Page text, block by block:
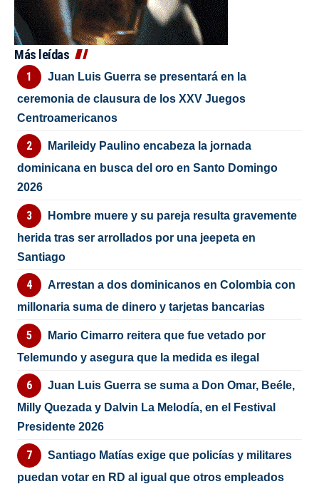
Más leídas
Juan Luis Guerra se presentará en la
ceremonia de clausura de los XXV Juegos
Centroamericanos
Marileidy Paulino encabeza la jornada
dominicana en busca del oro en Santo Domingo
2026
Hombre muere y su pareja resulta gravemente
herida tras ser arrollados por una jeepeta en
Santiago
Arrestan a dos dominicanos en Colombia con
millonaria suma de dinero y tarjetas bancarias
Mario Cimarro reitera que fue vetado por
Telemundo y asegura que la medida es ilegal
Juan Luis Guerra se suma a Don Omar, Beéle,
Milly Quezada y Dalvin La Melodía, en el Festival
Presidente 2026
Santiago Matías exige que policías y militares
puedan votar en RD al igual que otros empleados